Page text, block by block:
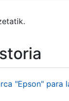
"Epson" para